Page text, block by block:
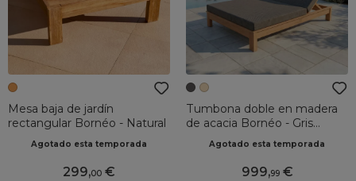
Mesa baja de jardín
rectangular Bornéo - Natural
Agotado esta temporada
299,00
Tumbona doble en madera
de acacia Bornéo - Gris
Agotado esta temporada
999,99